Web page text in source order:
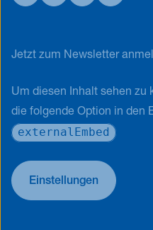
Jetzt zum Newsletter
Um diesen Inhalt sehen zu
die folgende Option in den
externalEmbed
Einstellungen